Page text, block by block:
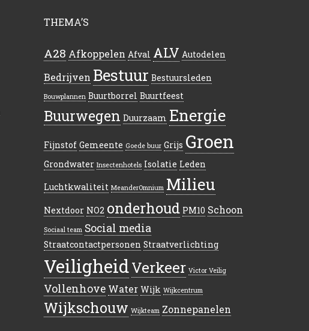
THEMA’S
A28 Afkoppelen Afval ALV Autodelen
Bedrijven Bestuur Bestuursleden
Bouwplannen Buurtborrel Buurtfeest
Buurwegen Duurzaam Energie
Fijnstof Gemeente Goede buur Grijs Groen
Grondwater Insectenhotels Isolatie Leden
Luchtkwaliteit MeanderOmnium Milieu
Nextdoor NO2 onderhoud PM10 Schoon
Sociaal team Social media
Straatcontactpersonen Straatverlichting
VeiligheidVerkeer Victor Veilig
Vollenhove Water Wijk Wijkcentrum
Wijkschouw Wijkteam Zonnepanelen